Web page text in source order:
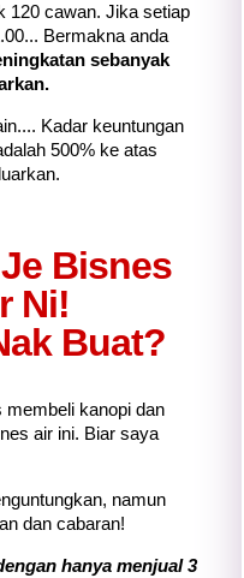
120 cawan. Jika setiap
Bermakna anda
sebanyak
Kadar keuntungan
500% ke atas
Bisnes
Ni!
Buat?
membeli kanopi dan
air ini. Biar saya
namun
dan cabaran!
hanya menjual 3